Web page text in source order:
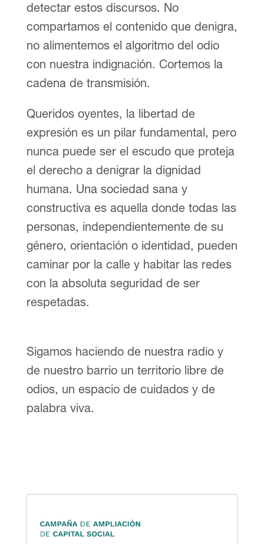
detectar estos discursos. No
compartamos el contenido que denigra,
no alimentemos el algoritmo del odio
con nuestra indignación. Cortemos la
cadena de transmisión.
Queridos oyentes, la libertad de
expresión es un pilar fundamental, pero
nunca puede ser el escudo que proteja
el derecho a denigrar la dignidad
humana. Una sociedad sana y
constructiva es aquella donde todas las
personas, independientemente de su
género, orientación o identidad, pueden
caminar por la calle y habitar las redes
con la absoluta seguridad de ser
respetadas.
Sigamos haciendo de nuestra radio y
de nuestro barrio un territorio libre de
odios, un espacio de cuidados y de
palabra viva.